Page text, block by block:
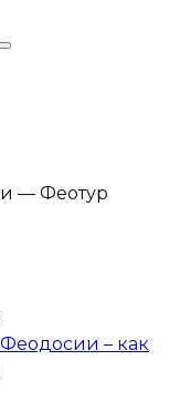
— Феотур
– как